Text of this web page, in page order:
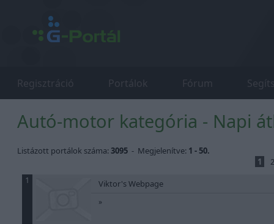
Regisztráció Portálok Fórum
Autó-motor kategória - Napi
Listázott portálok száma:3095 - Megjelenítve: 1 - 50.
1
2
1
Viktor's Webpage
»